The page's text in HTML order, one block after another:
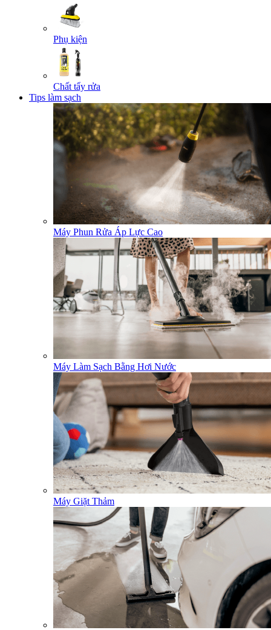
Phụ kiện
Chất tẩy rửa
Tips làm sạch
Máy Phun Rửa Áp Lực Cao
Máy Làm Sạch Bằng Hơi Nước
Máy Giặt Thảm